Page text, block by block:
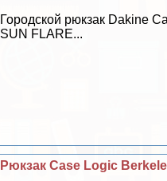
Городской рюкзак Dakine
SUN FLARE...
Рюкзак Case Logic